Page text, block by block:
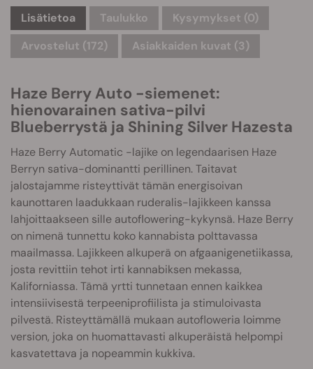
Lisätietoa Taulukko Kysymykset (0)
Arvostelut (172)
Asiakkaiden kuvat (3)
Haze Berry Auto -siemenet:
hienovarainen sativa-pilvi
Blueberrystä ja Shining Silver Hazesta
Haze Berry Automatic -lajike on legendaarisen Haze
Berryn sativa-dominantti perillinen. Taitavat
jalostajamme risteyttivät tämän energisoivan
kaunottaren laadukkaan ruderalis-lajikkeen kanssa
lahjoittaakseen sille autoflowering-kykynsä. Haze Berry
on nimenä tunnettu koko kannabista polttavassa
maailmassa. Lajikkeen alkuperä on afgaanigenetiikassa,
josta revittiin tehot irti kannabiksen mekassa,
Kaliforniassa. Tämä yrtti tunnetaan ennen kaikkea
intensiivisestä terpeeniprofiilista ja stimuloivasta
pilvestä. Risteyttämällä mukaan autofloweria loimme
version, joka on huomattavasti alkuperäistä helpompi
kasvatettava ja nopeammin kukkiva.